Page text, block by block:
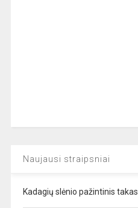
Naujausi straipsniai
Kadagių slėnio pažintinis takas